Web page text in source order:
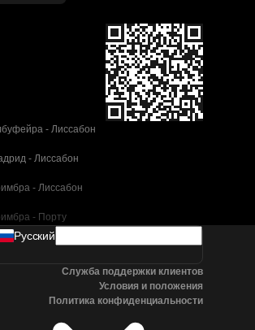
- Лиссабон
- Лиссабон
- Лиссабон
- Порту
- Барселона
- Барселона
- Барселона
Pусский
Служба поддержки клиентов
Условия и положения
Политика конфиденциальности